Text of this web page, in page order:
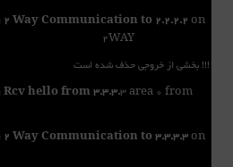
2 Way Communication to 2.2.2.2 on
2WAY
!!! بخشی از خروجی حذف شده است
Rcv hello from 3.3.3.3 area 0 from
2 Way Communication to 3.3.3.3on